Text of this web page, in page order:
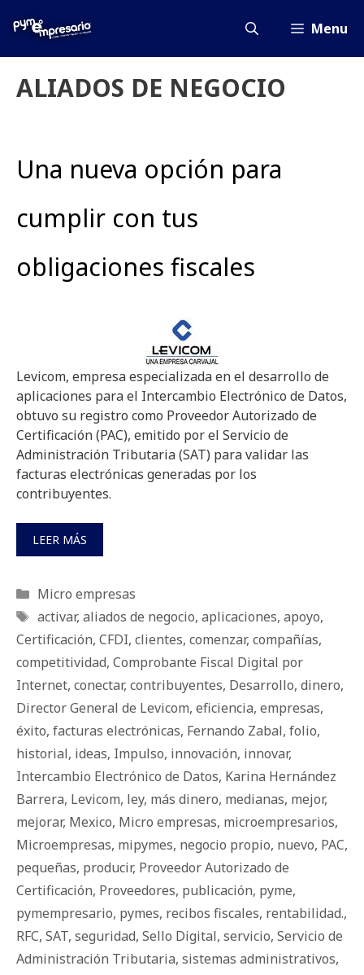
Menu
ALIADOS DE NEGOCIO
Una nueva opción para
cumplir con tus
obligaciones fiscales
Levicom, empresa especializada en el desarrollo de
aplicaciones para el Intercambio Electrónico de Datos,
obtuvo su registro como Proveedor Autorizado de
Certificación (PAC), emitido por el Servicio de
Administración Tributaria (SAT) para validar las
facturas electrónicas generadas por los
contribuyentes.
LEER MÁS
Categorías
Micro empresas
Etiquetas
activar, aliados de negocio, aplicaciones, apoyo,
Certificación, CFDI, clientes, comenzar, compañías,
competitividad, Comprobante Fiscal Digital por
Internet, conectar, contribuyentes, Desarrollo, dinero,
Director General de Levicom, eficiencia, empresas,
éxito, facturas electrónicas, Fernando Zabal, folio,
historial, ideas, Impulso, innovación, innovar,
Intercambio Electrónico de Datos, Karina Hernández
Barrera, Levicom, ley, más dinero, medianas, mejor,
mejorar, Mexico, Micro empresas, microempresarios,
Microempresas, mipymes, negocio propio, nuevo, PAC,
pequeñas, producir, Proveedor Autorizado de
Certificación, Proveedores, publicación, pyme,
pymempresario, pymes, recibos fiscales, rentabilidad.,
RFC, SAT, seguridad, Sello Digital, servicio, Servicio de
Administración Tributaria, sistemas administrativos,